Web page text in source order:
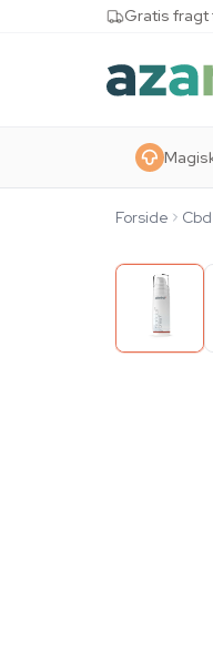
Skip to content Gratis fragt
Forside